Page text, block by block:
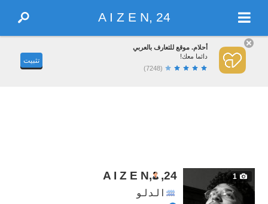
A I Z E N, 24
أحلام. موقع للتعارف بالعربي
دائما معك!
(7248)
تثبيت
1
A I Z E N, ,24
الدلو